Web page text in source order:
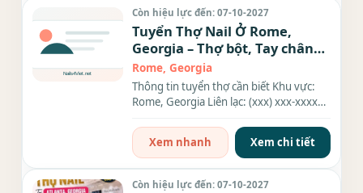
Còn hiệu lực đến: 07-10-2027
Tuyển Thợ Nail Ở Rome,
Georgia – Thợ bột, Tay chân
nước, Dip
Rome, Georgia
Thông tin tuyển thợ cần biết Khu vực:
Rome, Georgia Liên lạc: (xxx) xxx-xxxx
Xem nhanh
Xem chi tiết
Còn hiệu lực đến: 07-10-2027